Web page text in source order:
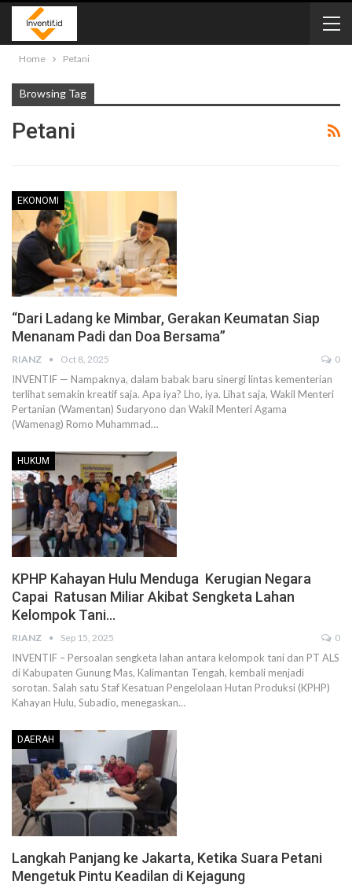
Home Petani
Browsing Tag
Petani
EKONOMI
“Dari Ladang ke Mimbar, Gerakan Keumatan Siap
Menanam Padi dan Doa Bersama”
RIANZ Oct 8, 2025 0
INVENTIF — Nampaknya, dalam babak baru sinergi lintas kementerian
terlihat semakin kreatif saja. Apa iya? Lho, iya. Lihat saja, Wakil Menteri
Pertanian (Wamentan) Sudaryono dan Wakil Menteri Agama
(Wamenag) Romo Muhammad…
HUKUM
KPHP Kahayan Hulu Menduga Kerugian Negara
Capai Ratusan Miliar Akibat Sengketa Lahan
Kelompok Tani…
RIANZ Sep 15, 2025 0
INVENTIF – Persoalan sengketa lahan antara kelompok tani dan PT ALS
di Kabupaten Gunung Mas, Kalimantan Tengah, kembali menjadi
sorotan. Salah satu Staf Kesatuan Pengelolaan Hutan Produksi (KPHP)
Kahayan Hulu, Subadio, menegaskan…
DAERAH
Langkah Panjang ke Jakarta, Ketika Suara Petani
Mengetuk Pintu Keadilan di Kejagung